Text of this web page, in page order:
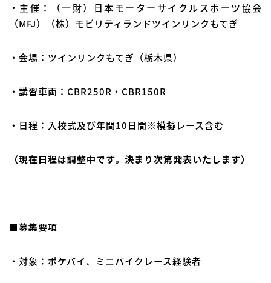
・主催：（一財）日本モーターサイクルスポーツ協会
（MFJ）（株）モビリティランドツインリンクもてぎ
・会場：ツインリンクもてぎ（栃木県）
・講習車両：CBR250R・CBR150R
・日程：入校式及び年間10日間※模擬レース含む
（現在日程は調整中です。決まり次第発表いたします）
■募集要項
・対象：ポケバイ、ミニバイクレース経験者